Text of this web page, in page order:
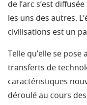
de l’arc s’est
les uns des autres.
civilisations est un
Telle qu’elle se
transferts de
caractéristiques
déroulé au cours